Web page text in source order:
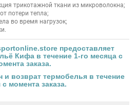
трикотажной ткани из микроволокна;
потери тепла;
во время нагрузок;
предоставляет
Кифав течение 1-го месяца с
заказа.
и возврат термобелья в течение
с момента заказа.